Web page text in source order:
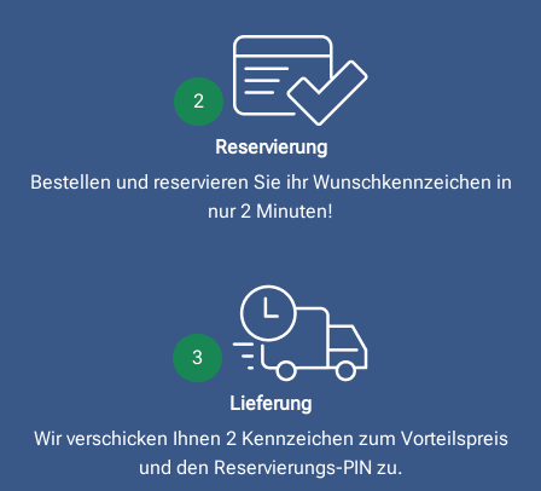
2
Reservierung
Bestellen und reservieren Sie ihr Wunschkennzeichen in
nur 2 Minuten!
3
Lieferung
Wir verschicken Ihnen 2 Kennzeichen zum Vorteilspreis
und den Reservierungs-PIN zu.